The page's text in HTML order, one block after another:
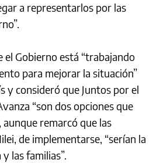
a representarlos por las
el Gobierno está “trabajando
para mejorar la situación”
y consideró que Juntos por el
“son dos opciones que
remarcó que las
de implementarse, “serían la
las familias”.